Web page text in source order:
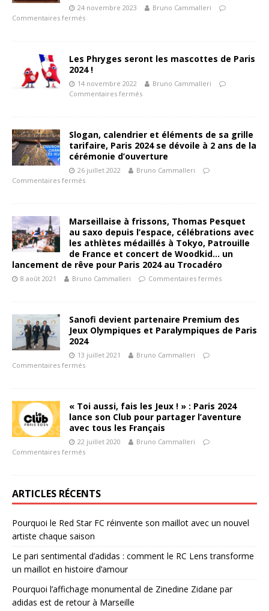
24 novembre 2023
Bruno Cammalleri
Commentaires fermés
Les Phryges seront les mascottes de Paris
2024 !
14 novembre 2022
Bruno Cammalleri
Commentaires fermés
Slogan, calendrier et éléments de sa grille
tarifaire, Paris 2024 se dévoile à 2 ans de la
cérémonie d’ouverture
26 juillet 2022
Bruno Cammalleri
Commentaires fermés
Marseillaise à frissons, Thomas Pesquet
au saxo depuis l’espace, célébrations avec
les athlètes médaillés à Tokyo, Patrouille
de France et concert de Woodkid… un
lancement de rêve pour Paris 2024 au Trocadéro
8 août 2021 Bruno Cammalleri Commentaires fermés
Sanofi devient partenaire Premium des
Jeux Olympiques et Paralympiques de Paris
2024
13 juillet 2021
Bruno Cammalleri
Commentaires fermés
« Toi aussi, fais les Jeux ! » : Paris 2024
lance son Club pour partager l’aventure
avec tous les Français
22 juillet 2020
Bruno Cammalleri
Commentaires fermés
ARTICLES RÉCENTS
Pourquoi le Red Star FC réinvente son maillot avec un nouvel
artiste chaque saison
Le pari sentimental d’adidas : comment le RC Lens transforme
un maillot en histoire d’amour
Pourquoi l’affichage monumental de Zinedine Zidane par
adidas est de retour à Marseille